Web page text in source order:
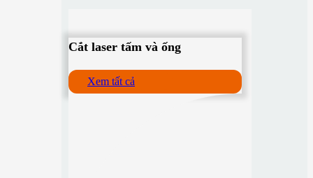
Cắt laser tấm và ống
Xem tất cả